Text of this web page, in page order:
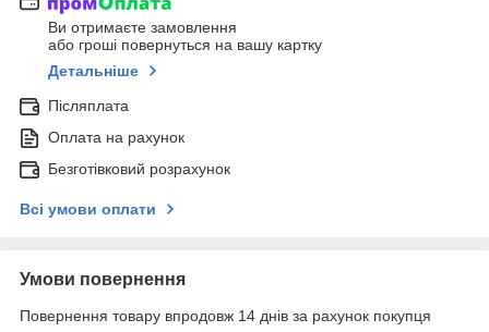
Ви отримаєте замовлення
або гроші повернуться на вашу картку
Детальніше
Післяплата
Оплата на рахунок
Безготівковий розрахунок
Всі умови оплати
Умови повернення
Повернення товару впродовж 14 днів за рахунок покупця